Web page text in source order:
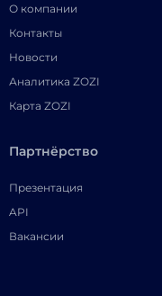
О компании
Контакты
Новости
Аналитика ZOZI
Карта ZOZI
Партнёрство
Презентация
API
Вакансии